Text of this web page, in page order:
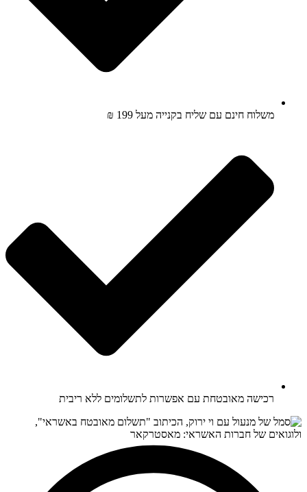
משלוח חינם עם שליח בקנייה מעל 199 ₪
רכישה מאובטחת עם אפשרות לתשלומים ללא ריבית